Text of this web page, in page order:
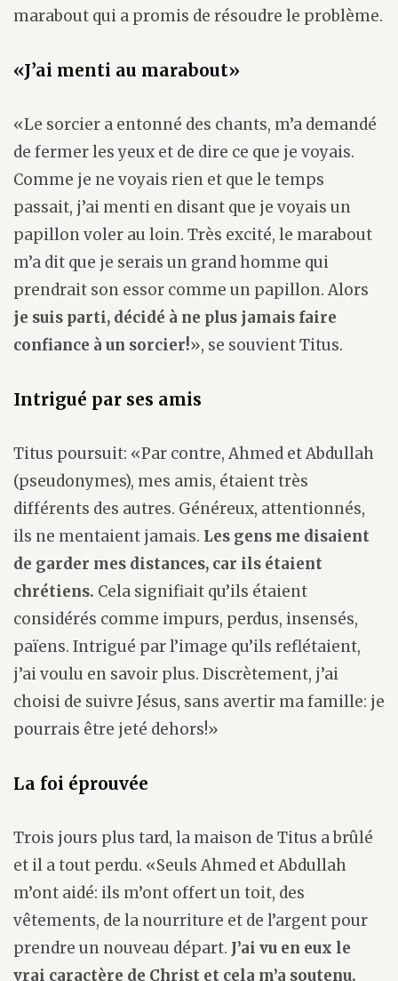
marabout qui a promis de résoudre le problème.
«J’ai menti au marabout»
«Le sorcier a entonné des chants, m’a demandé
de fermer les yeux et de dire ce que je voyais.
Comme je ne voyais rien et que le temps
passait, j’ai menti en disant que je voyais un
papillon voler au loin. Très excité, le marabout
m’a dit que je serais un grand homme qui
prendrait son essor comme un papillon. Alors
je suis parti, décidé à ne plus jamais faire
confiance à un sorcier!», se souvient Titus.
Intrigué par ses amis
Titus poursuit: «Par contre, Ahmed et Abdullah
(pseudonymes), mes amis, étaient très
différents des autres. Généreux, attentionnés,
ils ne mentaient jamais. Les gens me disaient
de garder mes distances, car ils étaient
chrétiens. Cela signifiait qu’ils étaient
considérés comme impurs, perdus, insensés,
païens. Intrigué par l’image qu’ils reflétaient,
j’ai voulu en savoir plus. Discrètement, j’ai
choisi de suivre Jésus, sans avertir ma famille: je
pourrais être jeté dehors!»
La foi éprouvée
Trois jours plus tard, la maison de Titus a brûlé
et il a tout perdu. «Seuls Ahmed et Abdullah
m’ont aidé: ils m’ont offert un toit, des
vêtements, de la nourriture et de l’argent pour
prendre un nouveau départ. J’ai vu en eux le
vrai caractère de Christ et cela m’a soutenu.